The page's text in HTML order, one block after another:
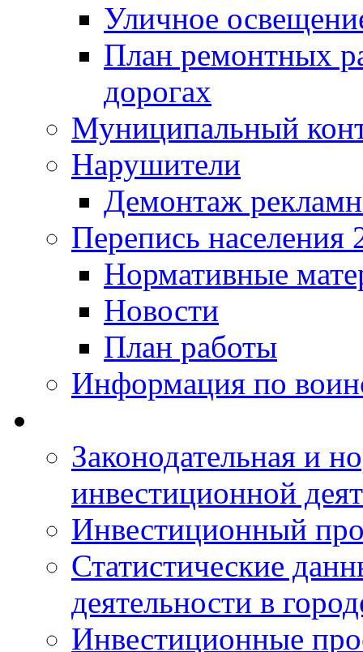
Уличное
План ремонтных
дорогах
Муниципальный
Нарушители
Демонтаж
Перепись населения
Нормативные
Новости
План работы
Информация по
Законодательная и
инвестиционной
Инвестиционный
Статистические
деятельности в
Инвестиционные